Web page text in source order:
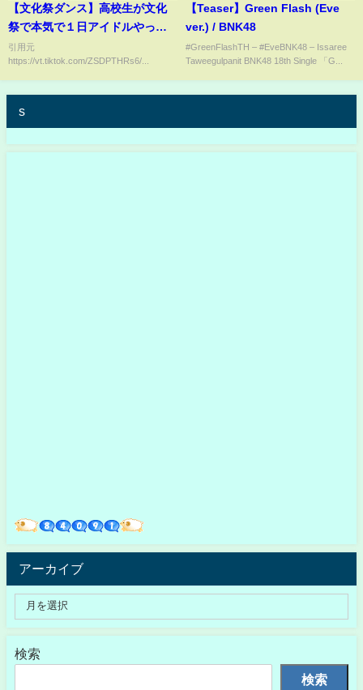
【文化祭ダンス】高校生が文化
祭で本気で１日アイドルやった
らレベチすぎた#shorts#tiktok#
おすすめ#文化祭#高校生#文化祭
ダンス
引用元
https://vt.tiktok.com/ZSDPTHRs6/...
【Teaser】Green Flash (Eve
ver.) / BNK48
#GreenFlashTH – #EveBNK48 – Issaree
Taweegulpanit BNK48 18th Single 「G...
s
アーカイブ
検索
検索